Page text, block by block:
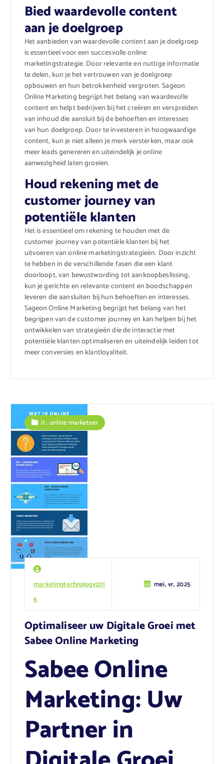
Bied waardevolle content
aan je doelgroep
Het aanbieden van waardevolle content aan je doelgroep
is essentieel voor een succesvolle online
marketingstrategie. Door relevante en nuttige informatie
te delen, kun je het vertrouwen van je doelgroep
opbouwen en hun betrokkenheid vergroten. Sageon
Online Marketing begrijpt het belang van waardevolle
content en helpt bedrijven bij het creëren en verspreiden
van inhoud die aansluit bij de behoeften en interesses
van hun doelgroep. Door te investeren in hoogwaardige
content, kun je niet alleen je merk versterken, maar ook
meer leads genereren en uiteindelijk je online
aanwezigheid laten groeien.
Houd rekening met de
customer journey van
potentiële klanten
Het is essentieel om rekening te houden met de
customer journey van potentiële klanten bij het
uitvoeren van online marketingstrategieën. Door inzicht
te hebben in de verschillende fasen die een klant
doorloopt, van bewustwording tot aankoopbeslissing,
kun je gerichte en relevante content en boodschappen
leveren die aansluiten bij hun behoeften en interesses.
Sageon Online Marketing begrijpt het belang van het
begrijpen van de customer journey en kan helpen bij het
ontwikkelen van strategieën die de interactie met
potentiële klanten optimaliseren en uiteindelijk leiden tot
meer conversies en klantloyaliteit.
marketingtechnology201
6
mei, vr, 2025
it,online marketeer
Optimaliseer uw Digitale Groei met
Sabee Online Marketing
Sabee Online
Marketing: Uw
Partner in